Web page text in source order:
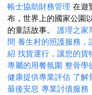
帳士協助財務管理 在遊
布，世界上的國家公園
的童話故事。 護理之家
間 養生村的照護服務，
紹 找貨運行，讓您的貨
專屬的用餐氛圍 整骨學
健康提供專業評估 了解
最後安息 專業討債服務